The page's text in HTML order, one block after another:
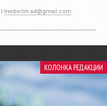
| liveberlin.ad@gmail.com
КОЛОНКА РЕДАКЦИИ